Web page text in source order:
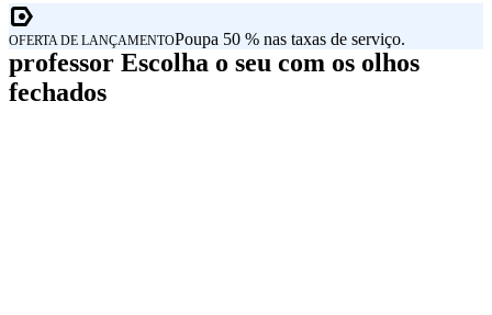
OFERTA DE LANÇAMENTOPoupa 50 % nas taxas de serviço.
professor Escolha o seu com os olhos
fechados